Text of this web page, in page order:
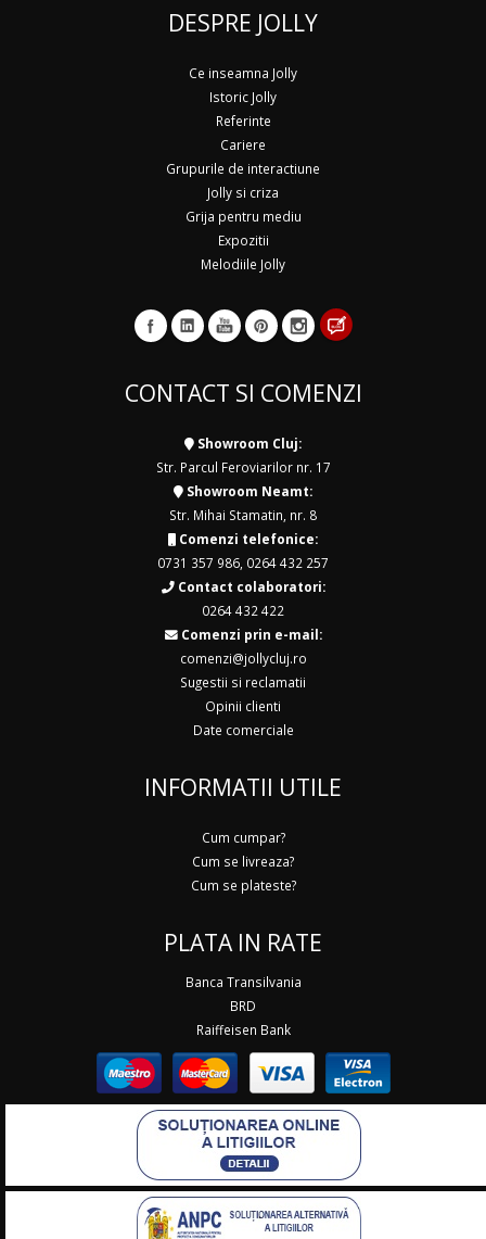
DESPRE JOLLY
Ce inseamna Jolly
Istoric Jolly
Referinte
Cariere
Grupurile de interactiune
Jolly si criza
Grija pentru mediu
Expozitii
Melodiile Jolly
CONTACT SI COMENZI
Showroom Cluj:
Str. Parcul Feroviarilor nr. 17
Showroom Neamt:
Str. Mihai Stamatin, nr. 8
Comenzi telefonice:
0731 357 986 0264 432 257
Contact colaboratori:
0264 432 422
Comenzi prin e-mail:
comenzi@jollycluj.ro
Sugestii si reclamatii
Opinii clienti
Date comerciale
INFORMATII UTILE
Cum cumpar?
Cum se livreaza?
Cum se plateste?
PLATA IN RATE
Banca Transilvania
BRD
Raiffeisen Bank